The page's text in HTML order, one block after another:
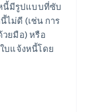
นี้มีรูปแบบที่ซับ
ม่ดี (เช่น การ
ยมือ) หรือ
บแจ้งหนี้โดย